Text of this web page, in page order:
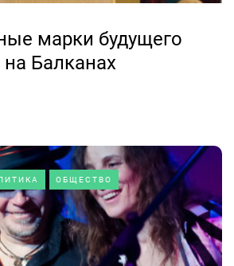
марки будущего
на Балканах
ОБЩЕСТВО